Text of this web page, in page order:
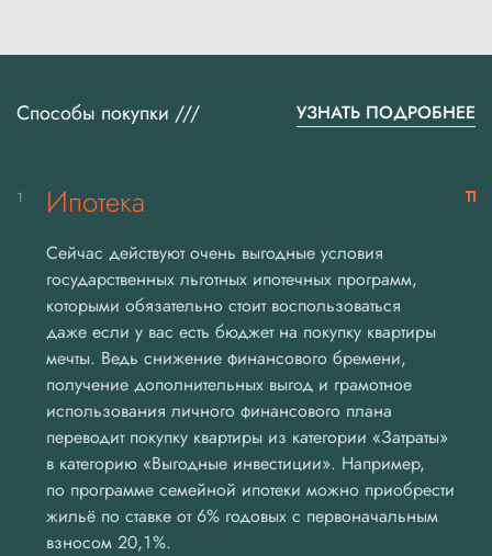
Способы покупки /// УЗНАТЬ ПОДРОБНЕЕ
1 Ипотека
Сейчас действуют очень выгодные условия
государственных льготных ипотечных программ,
которыми обязательно стоит воспользоваться
даже если у вас есть бюджет на покупку квартиры
мечты. Ведь снижение финансового бремени,
получение дополнительных выгод и грамотное
использования личного финансового плана
переводит покупку квартиры из категории «Затраты»
в категорию «Выгодные инвестиции». Например,
по программе семейной ипотеки можно приобрести
жильё по ставке от 6% годовых с первоначальным
взносом 20,1%.